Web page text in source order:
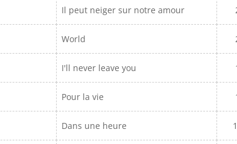
Il peut neiger sur notre amour
World
I'll never leave you
Pour la vie
Dans une heure